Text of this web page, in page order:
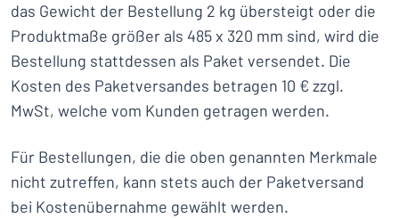
das Gewicht der Bestellung 2 kg übersteigt oder die
Produktmaße größer als 485 x 320 mm sind, wird die
Bestellung stattdessen als Paket versendet. Die
Kosten des Paketversandes betragen 10 € zzgl.
MwSt, welche vom Kunden getragen werden.
Für Bestellungen, die die oben genannten Merkmale
nicht zutreffen, kann stets auch der Paketversand
bei Kostenübernahme gewählt werden.